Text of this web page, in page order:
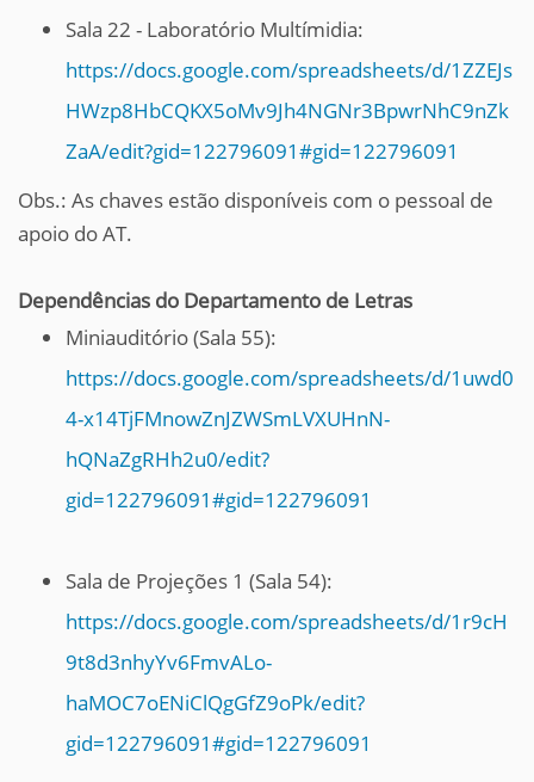
Sala 22 - Laboratório Multímidia:
https://docs.google.com/spreadsheets/d/1ZZEJs
HWzp8HbCQKX5oMv9Jh4NGNr3BpwrNhC9nZk
ZaA/edit?gid=122796091#gid=122796091
Obs.: As chaves estão disponíveis com o pessoal de
apoio do AT.
Dependências do Departamento de Letras
Miniauditório (Sala 55):
https://docs.google.com/spreadsheets/d/1uwd0
4-x14TjFMnowZnJZWSmLVXUHnN-
hQNaZgRHh2u0/edit?
gid=122796091#gid=122796091
Sala de Projeções 1 (Sala 54):
https://docs.google.com/spreadsheets/d/1r9cH
9t8d3nhyYv6FmvALo-
haMOC7oENiClQgGfZ9oPk/edit?
gid=122796091#gid=122796091